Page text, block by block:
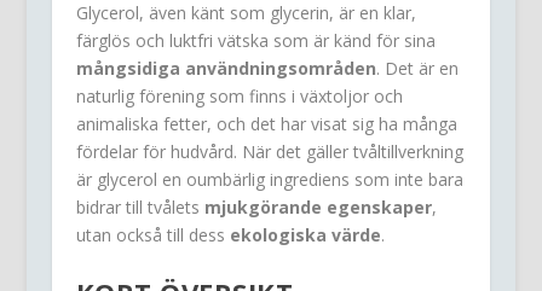
Glycerol, även känt som glycerin, är en klar,
färglös och luktfri vätska som är känd för sina
mångsidiga användningsområden. Det är en
naturlig förening som finns i växtoljor och
animaliska fetter, och det har visat sig ha många
fördelar för hudvård. När det gäller tvåltillverkning
är glycerol en oumbärlig ingrediens som inte bara
bidrar till tvålets mjukgörande egenskaper,
utan också till dess ekologiska värde.